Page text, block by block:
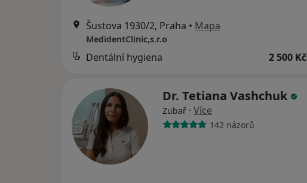
Šustova 1930/2, Praha • Mapa
MedidentClinic,s.r.o
Dentální hygiena 2 500 Kč
Dr. Tetiana Vashchuk
Zubař · Více
142 názorů